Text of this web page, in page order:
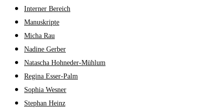
Interner Bereich
Manuskripte
Micha Rau
Nadine Gerber
Natascha Hohneder-Mühlum
Regina Esser-Palm
Sophia Wesner
Stephan Heinz